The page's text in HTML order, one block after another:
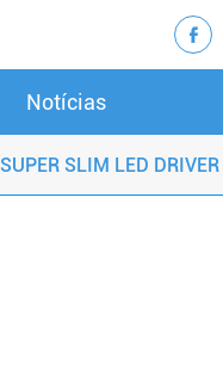

Notícias
SUPER SLIM LED DRIVER